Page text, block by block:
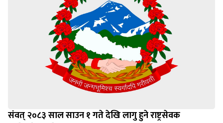
संवत् २०८३ साल साउन १ गते देखि लागु हुने राष्ट्रसेवक